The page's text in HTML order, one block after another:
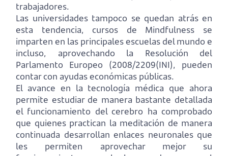
trabajadores.
Las universidades tampoco se quedan atrás en
esta tendencia, cursos de Mindfulness se
imparten en las principales escuelas del mundo e
incluso, aprovechando la Resolución del
Parlamento Europeo (2008/2209(INI), pueden
contar con ayudas económicas públicas.
El avance en la tecnología médica que ahora
permite estudiar de manera bastante detallada
el funcionamiento del cerebro ha comprobado
que quienes practican la meditación de manera
continuada desarrollan enlaces neuronales que
les permiten aprovechar mejor su